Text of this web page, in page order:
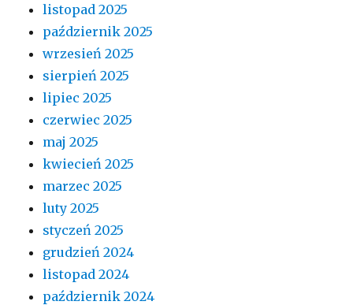
listopad 2025
październik 2025
wrzesień 2025
sierpień 2025
lipiec 2025
czerwiec 2025
maj 2025
kwiecień 2025
marzec 2025
luty 2025
styczeń 2025
grudzień 2024
listopad 2024
październik 2024